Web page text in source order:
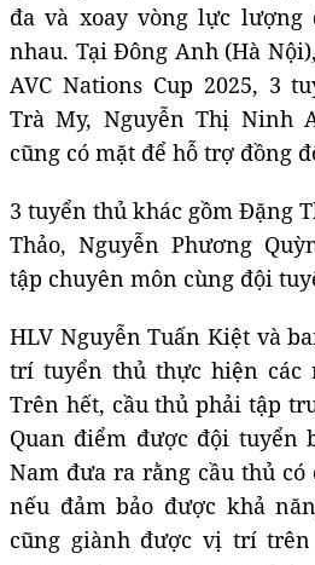
đa và xoay vòng lực lượng
nhau. Tại Đông Anh (Hà
AVC Nations Cup 2025, 3
Trà My, Nguyễn Thị Ninh
cũng có mặt để hỗ trợ đồng
3 tuyển thủ khác gồm Đặng
Thảo, Nguyễn Phương
tập chuyên môn cùng đội
HLV Nguyễn Tuấn Kiệt và
trí tuyển thủ thực hiện các
Trên hết, cầu thủ phải tập
Quan điểm được đội tuyển
Nam đưa ra rằng cầu thủ
nếu đảm bảo được khả
cũng giành được vị trí trên